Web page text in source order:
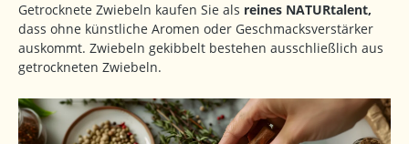
Getrocknete Zwiebeln kaufen Sie als reines NATURtalent,
dass ohne künstliche Aromen oder Geschmacksverstärker
auskommt. Zwiebeln gekibbelt bestehen ausschließlich aus
getrockneten Zwiebeln.